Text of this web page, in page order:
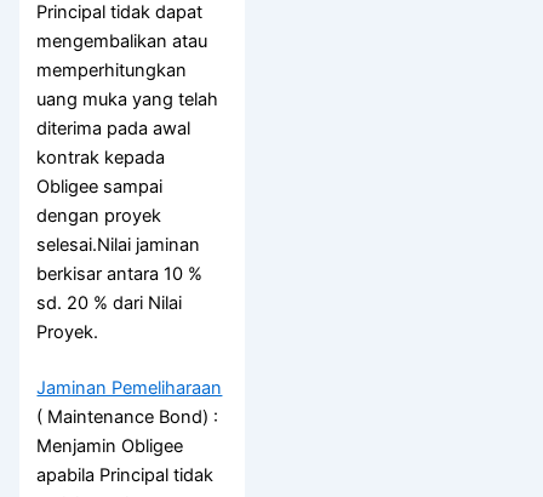
Principal tidak dapat
mengembalikan atau
memperhitungkan
uang muka yang telah
diterima pada awal
kontrak kepada
Obligee sampai
dengan proyek
selesai.Nilai jaminan
berkisar antara 10 %
sd. 20 % dari Nilai
Proyek.
Jaminan Pemeliharaan
( Maintenance Bond) :
Menjamin Obligee
apabila Principal tidak